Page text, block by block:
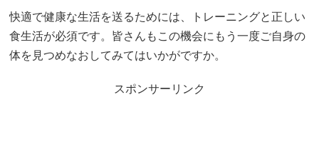
快適で健康な生活を送るためには、トレーニングと正しい
食生活が必須です。皆さんもこの機会にもう一度ご自身の
体を見つめなおしてみてはいかがですか。
スポンサーリンク